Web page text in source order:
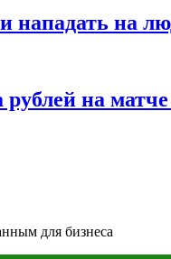
нападать на
рублей на
для бизнеса